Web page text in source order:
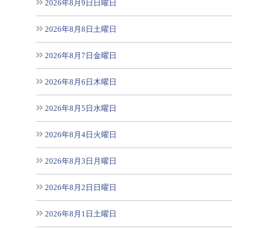
2026年8月9日日曜日
2026年8月8日土曜日
2026年8月7日金曜日
2026年8月6日木曜日
2026年8月5日水曜日
2026年8月4日火曜日
2026年8月3日月曜日
2026年8月2日日曜日
2026年8月1日土曜日